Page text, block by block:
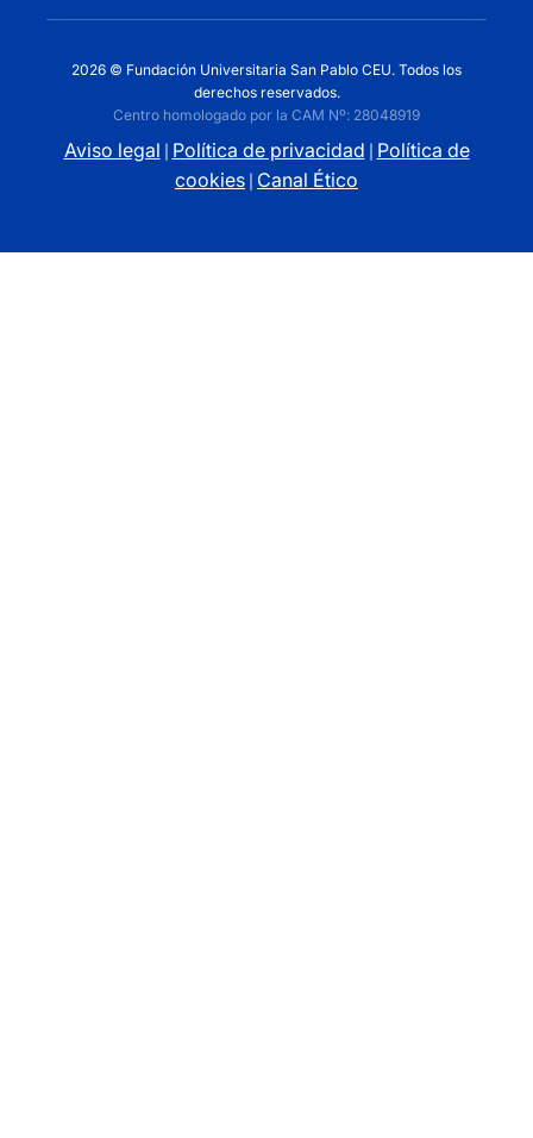
2026 © Fundación Universitaria San Pablo CEU. Todos los
derechos reservados.
Centro homologado por la CAM Nº: 28048919
Aviso legal Política de privacidad Política de
cookies Canal Ético